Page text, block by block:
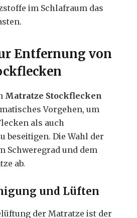
im Schlafraum das
Entfernung von
Matratze Stockflecken
Vorgehen, um
als auch
beseitigen. Die Wahl der
Schweregrad und dem
ab.
und Lüften
der Matratze ist der